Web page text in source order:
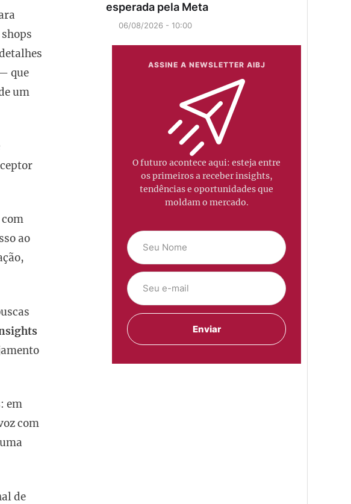
que
um
com
ao
em
com
de
esperada pela Meta
06/08/2026 - 10:00
ASSINE A NEWSLETTER AIBJ
O futuro acontece aqui: esteja entre
os primeiros a receber insights,
tendências e oportunidades que
moldam o mercado.